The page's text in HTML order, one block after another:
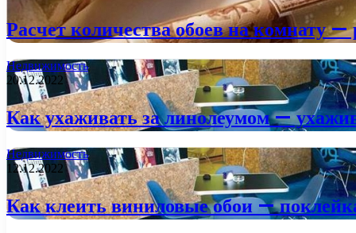
Расчет количества обоев на комнату —
Недвижимость
20.12.2022
Как ухаживать за линолеумом —
Недвижимость
12.12.2022
Как клеить виниловые обои —